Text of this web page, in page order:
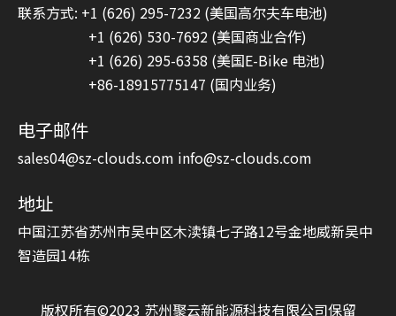
联系方式: +1 (626) 295-7232 (美国高尔夫车电池)
+1 (626) 530-7692 (美国商业合作)
+1 (626) 295-6358 (美国E-Bike 电池)
+86-18915775147 (国内业务)
电子邮件
sales04@sz-clouds.com info@sz-clouds.com
地址
中国江苏省苏州市吴中区木渎镇七子路12号金地威新吴中
智造园14栋
版权所有©2023 苏州聚云新能源科技有限公司保留